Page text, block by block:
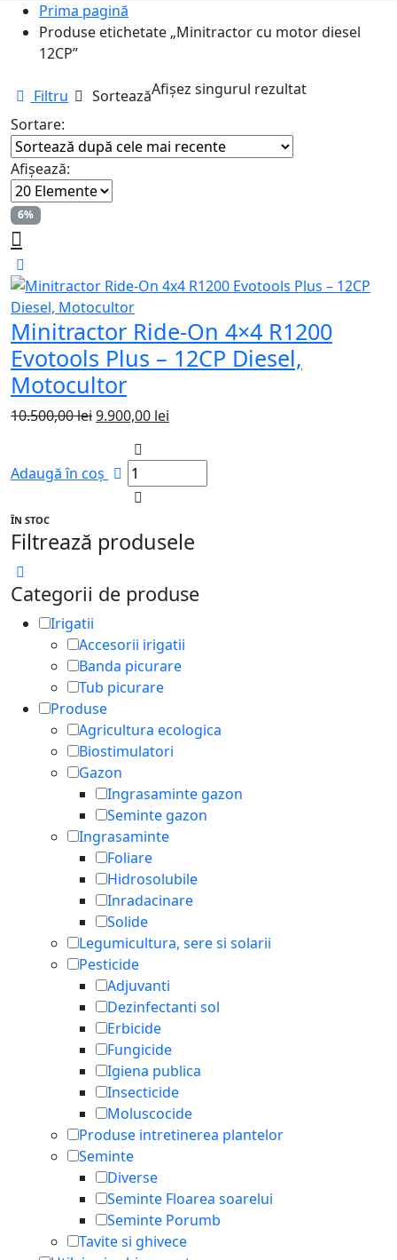
Prima pagină
Produse etichetate „Minitractor cu motor diesel
12CP”
Filtru SorteazăAfișez singurul rezultat
Sortare:
Afișează:
6%
Minitractor Ride-On 4×4 R1200
Evotools Plus – 12CP Diesel,
Motocultor
10.500,00leiPrețul
fost:
10.500,00 lei.
9.900,00 lei
este:
Adaugă în coș
ÎN STOC
Filtrează produsele
Categorii de produse
Irigatii
Accesorii irigatii
Banda picurare
Tub picurare
Produse
Agricultura ecologica
Biostimulatori
Gazon
Ingrasaminte gazon
Seminte gazon
Ingrasaminte
Foliare
Hidrosolubile
Inradacinare
Solide
Legumicultura, sere si solarii
Pesticide
Adjuvanti
Dezinfectanti sol
Erbicide
Fungicide
Igiena publica
Insecticide
Moluscocide
Produse intretinerea plantelor
Seminte
Diverse
Seminte Floarea soarelui
Seminte Porumb
Tavite si ghivece